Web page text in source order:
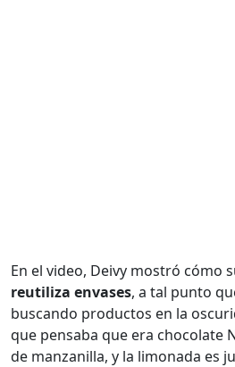
En el video, Deivy mostró cómo
reutiliza envases, a tal punto
buscando productos en la
que pensaba que era chocolate
de manzanilla, y la limonada es